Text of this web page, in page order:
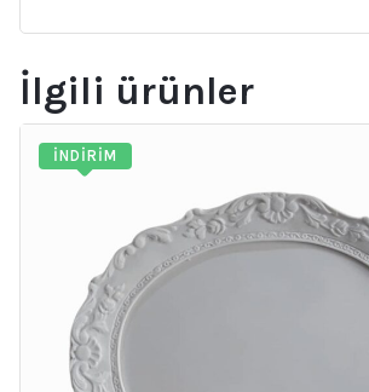
İlgili ürünler
İNDIRIM